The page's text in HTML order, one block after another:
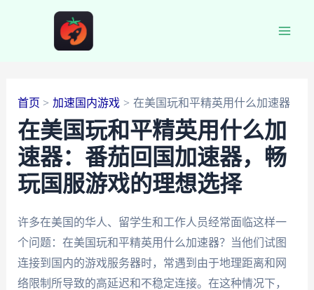
首页 加速国内游戏 在美国玩和平精英用什么加速器
在美国玩和平精英用什么加
速器：番茄回国加速器，畅
玩国服游戏的理想选择
许多在美国的华人、留学生和工作人员经常面临这样一
个问题：在美国玩和平精英用什么加速器？当他们试图
连接到国内的游戏服务器时，常遇到由于地理距离和网
络限制所导致的高延迟和不稳定连接。在这种情况下，